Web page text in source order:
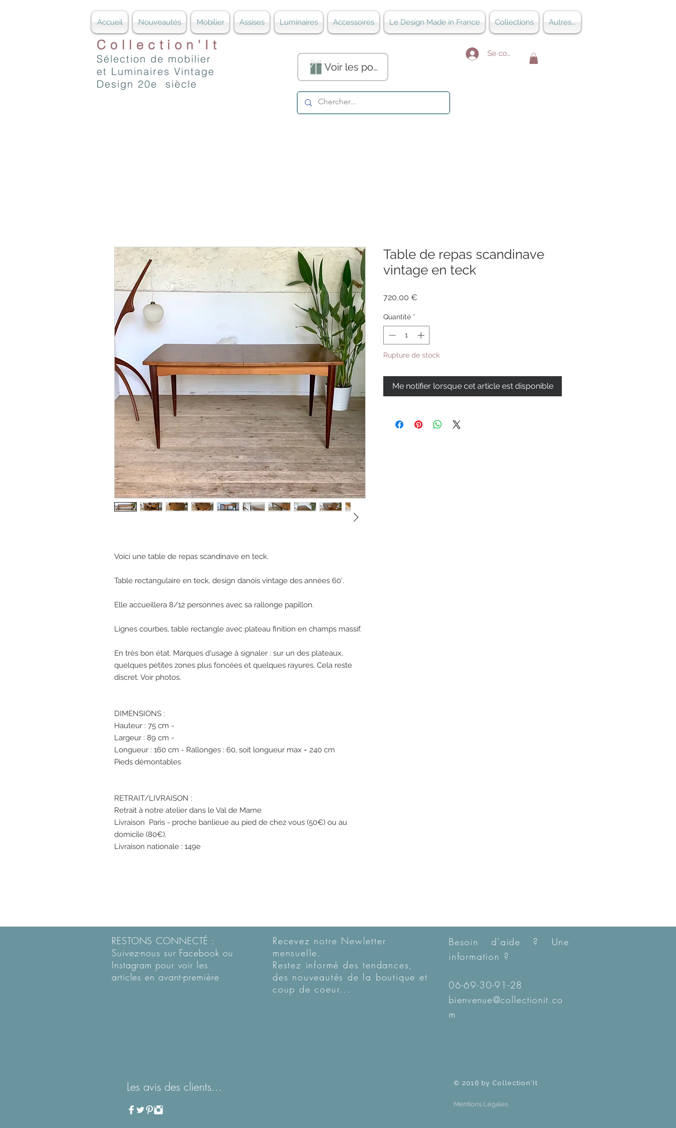
Accueil Nouveautés Mobilier Assises Luminaires Accessoires Le Design Made in France Collections Autres...
Collection'It
Sélection de mobilier
et Luminaires Vintage
Design 20e siècle
Voir les points
Se connecter
Voici une table de repas scandinave en teck.
Table rectangulaire en teck, design danois vintage des années 60′.
Elle accueillera 8/12 personnes avec sa rallonge papillon.
Lignes courbes, table rectangle avec plateau finition en champs massif.
En très bon état. Marques d'usage à signaler : sur un des plateaux,
quelques petites zones plus foncées et quelques rayures. Cela reste
discret. Voir photos.
DIMENSIONS :
Hauteur : 75 cm -
Largeur : 89 cm -
Longueur : 160 cm - Rallonges : 60, soit longueur max = 240 cm
Pieds démontables
RETRAIT/LIVRAISON :
Retrait à notre atelier dans le Val de Marne
Livraison  Paris - proche banlieue au pied de chez vous (50€) ou au
domicile (80€).
Table de repas scandinave
vintage en teck
720,00 €
Quantité *
Rupture de stock
Me notifier lorsque cet article est disponible
RESTONS CONNECTÉ :
Suivez-nous sur Facebook ou
Instagram pour voir les
articles en avant-première
Recevez notre Newletter
mensuelle.
Restez informé des tendances,
des nouveautés de la boutique et
coup de coeur...
Besoin d'aide ? Une
information ?
06-69-30-91-28
bienvenue@collectionit.co
m
Les avis des clients... © 2016 by Collection'It
Mentions Légales